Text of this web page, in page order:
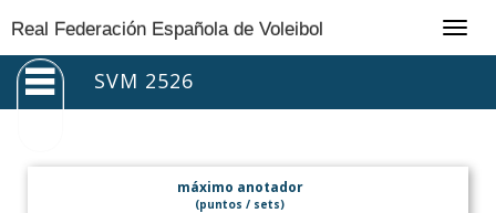
Real Federación Española de Voleibol
SVM 2526
máximo anotador
(puntos / sets)